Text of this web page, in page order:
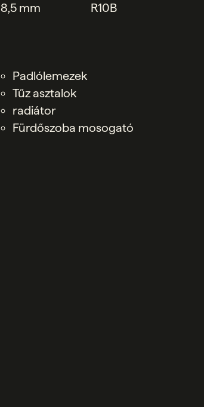
8,5 mm R10B
Padlólemezek
Tűz asztalok
radiátor
Fürdőszoba mosogató